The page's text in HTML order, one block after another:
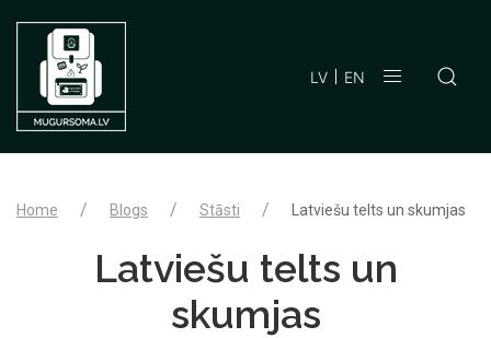
LV EN
Home Blogs Stāsti Latviešu telts un skumjas
Latviešu telts un
skumjas